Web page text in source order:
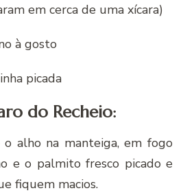
em cerca de uma xícara)
à gosto
picada
do Recheio:
alho na manteiga, em fogo
e o palmito fresco picado e
fiquem macios.